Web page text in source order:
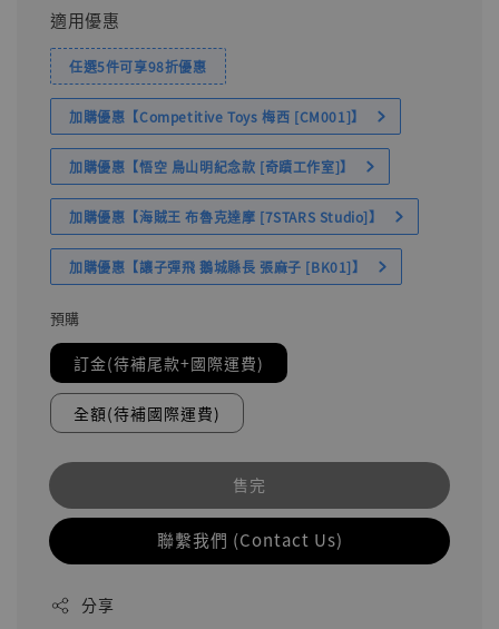
適用優惠
任選5件可享98折優惠
加購優惠【Competitive Toys 梅西 [CM001]】
加購優惠【悟空 鳥山明紀念款 [奇蹟工作室]】
加購優惠【海賊王 布魯克達摩 [7STARS Studio]】
加購優惠【讓子彈飛 鵝城縣長 張麻子 [BK01]】
預購
訂金(待補尾款+國際運費)
全額(待補國際運費)
售完
聯繫我們 (Contact Us)
分享